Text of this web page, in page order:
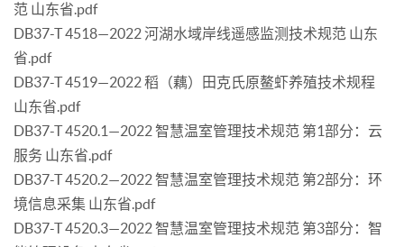
范 山东省.pdf
DB37-T 4518—2022 河湖水域岸线遥感监测技术规范 山东
省.pdf
DB37-T 4519—2022 稻（藕）田克氏原鳌虾养殖技术规程
山东省.pdf
DB37-T 4520.1—2022 智慧温室管理技术规范 第1部分：云
服务 山东省.pdf
DB37-T 4520.2—2022 智慧温室管理技术规范 第2部分：环
境信息采集 山东省.pdf
DB37-T 4520.3—2022 智慧温室管理技术规范 第3部分：智